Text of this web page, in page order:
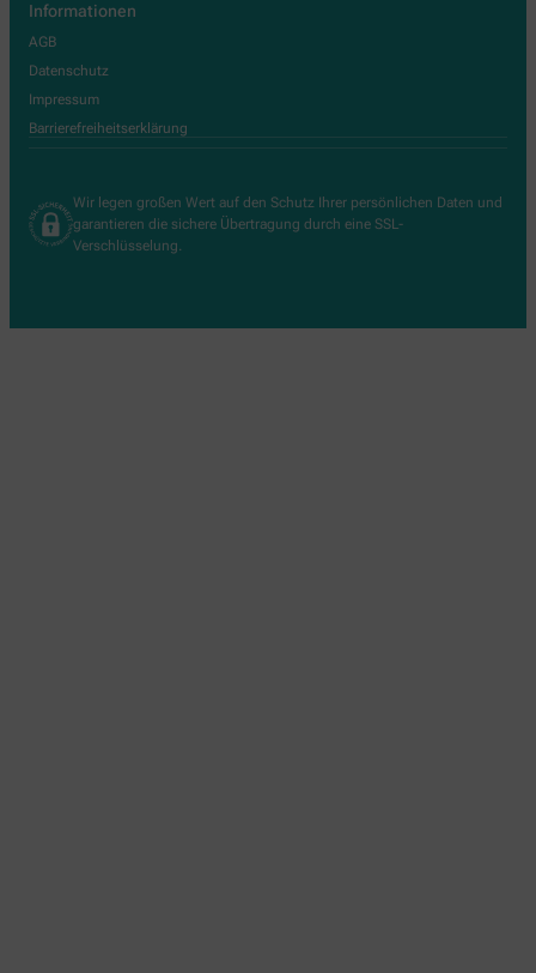
Informationen
AGB
Datenschutz
Impressum
Barrierefreiheitserklärung
Wir legen großen Wert auf den Schutz Ihrer persönlichen Daten und
garantieren die sichere Übertragung durch eine SSL-
Verschlüsselung.